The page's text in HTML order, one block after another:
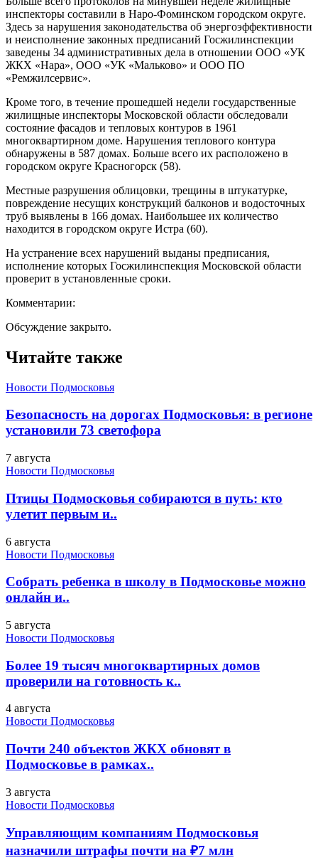
инспекторы составили в Наро-Фоминском городском округе.
Здесь за нарушения законодательства об энергоэффективности
и неисполнение законных предписаний Госжилинспекции
заведены 34 административных дела в отношении ООО «УК
ЖКХ «Нара», ООО «УК «Мальково» и ООО ПО
«Ремжилсервис».
Кроме того, в течение прошедшей недели государственные
жилищные инспекторы Московской области обследовали
состояние фасадов и тепловых контуров в 1961
многоквартирном доме. Нарушения теплового контура
обнаружены в 587 домах. Больше всего их расположено в
городском округе Красногорск (58).
Местные разрушения облицовки, трещины в штукатурке,
повреждение несущих конструкций балконов и водосточных
труб выявлены в 166 домах. Наибольшее их количество
находится в городском округе Истра (60).
На устранение всех нарушений выданы предписания,
исполнение которых Госжилинспекция Московской области
проверит в установленные сроки.
Комментарии:
Обсуждение закрыто.
Читайте также
Новости Подмосковья
Безопасность на дорогах Подмосковья: в регионе
установили 73 светофора
7 августа
Новости Подмосковья
Птицы Подмосковья собираются в путь: кто
улетит первым и..
6 августа
Новости Подмосковья
Собрать ребенка в школу в Подмосковье можно
онлайн и..
5 августа
Новости Подмосковья
Более 19 тысяч многоквартирных домов
проверили на готовность к..
4 августа
Новости Подмосковья
Почти 240 объектов ЖКХ обновят в
Подмосковье в рамках..
3 августа
Новости Подмосковья
Управляющим компаниям Подмосковья
назначили штрафы почти на ₽7 млн